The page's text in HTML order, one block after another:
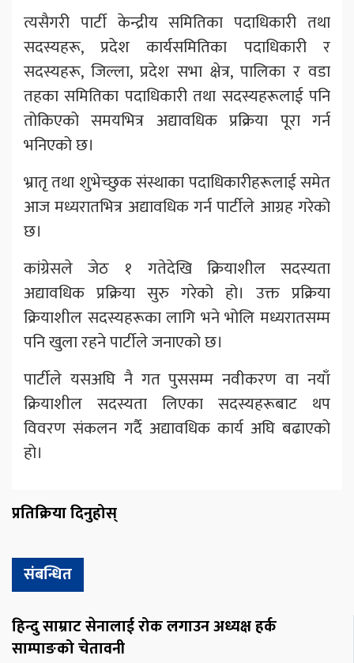
त्यसैगरी पार्टी केन्द्रीय समितिका पदाधिकारी तथा
सदस्यहरू, प्रदेश कार्यसमितिका पदाधिकारी र
सदस्यहरू, जिल्ला, प्रदेश सभा क्षेत्र, पालिका र वडा
तहका समितिका पदाधिकारी तथा सदस्यहरूलाई पनि
तोकिएको समयभित्र अद्यावधिक प्रक्रिया पूरा गर्न
भनिएको छ।
भ्रातृ तथा शुभेच्छुक संस्थाका पदाधिकारीहरूलाई समेत
आज मध्यरातभित्र अद्यावधिक गर्न पार्टीले आग्रह गरेको
छ।
कांग्रेसले जेठ १ गतेदेखि क्रियाशील सदस्यता
अद्यावधिक प्रक्रिया सुरु गरेको हो। उक्त प्रक्रिया
क्रियाशील सदस्यहरूका लागि भने भोलि मध्यरातसम्म
पनि खुला रहने पार्टीले जनाएको छ।
पार्टीले यसअघि नै गत पुससम्म नवीकरण वा नयाँ
क्रियाशील सदस्यता लिएका सदस्यहरूबाट थप
विवरण संकलन गर्दै अद्यावधिक कार्य अघि बढाएको
हो।
प्रतिक्रिया दिनुहोस्
संबन्धित
हिन्दु साम्राट सेनालाई रोक लगाउन अध्यक्ष हर्क
साम्पाङको चेतावनी